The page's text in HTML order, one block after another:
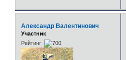
Александр Валентинович
Участник
Рейтинг: